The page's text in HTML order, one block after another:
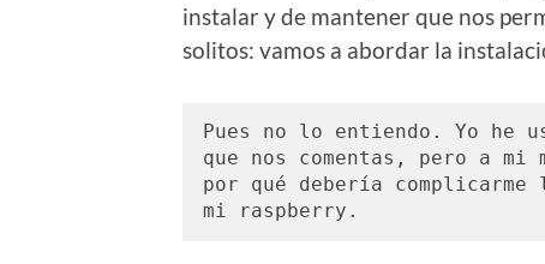
instalar y de mantener que nos
solitos: vamos a abordar la
Pues no lo entiendo. Yo he
que nos comentas, pero a mi
por qué debería
mi raspberry.